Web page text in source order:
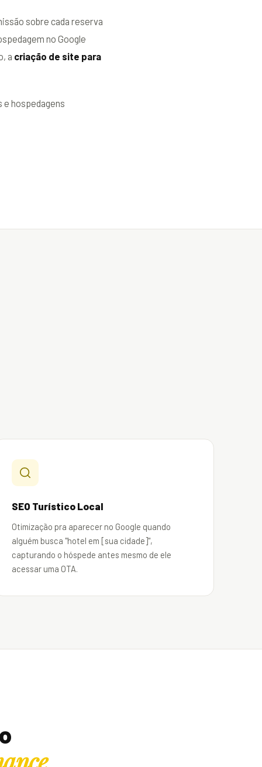
sobre cada reserva
no Google
a criação de site para
hospedagens
SEO Turístico Local
Otimização pra aparecer no Google quando
alguém busca "hotel em [sua cidade]",
capturando o hóspede antes mesmo de ele
acessar uma OTA.